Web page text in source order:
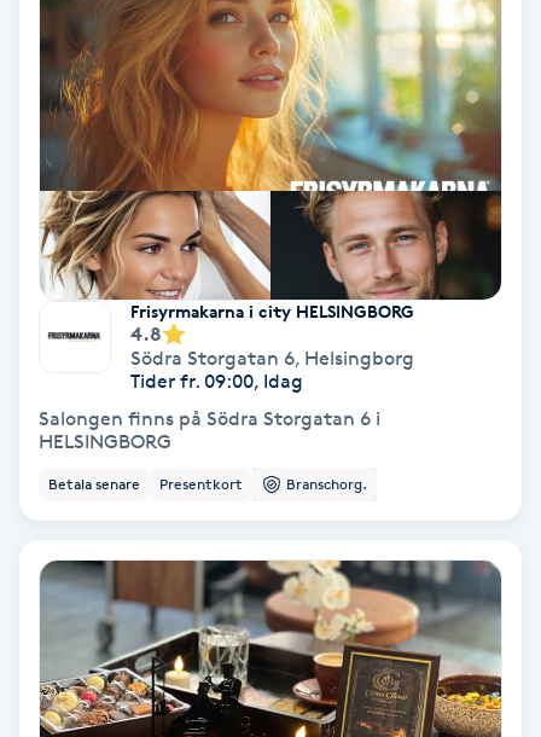
Käkledsbehandling
Kärlbehandling
Laserbehandling
Lashlift Keratin
LED-ljusterapi
LPG-massage
Luggklippning
Frisyrmakarna i city HELSINGBORG
4.8
Södra Storgatan 6, Helsingborg
Tider fr. 09:00, Idag
Salongen finns på Södra Storgatan 6 i
HELSINGBORG
Betala senare Presentkort Branschorg.